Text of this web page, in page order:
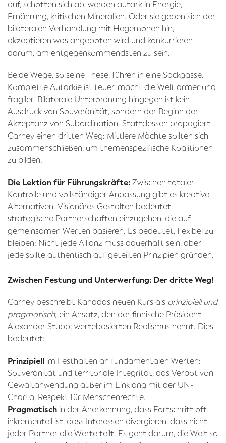
auf, schotten sich ab, werden autark in Energie,
Ernährung, kritischen Mineralien. Oder sie geben sich der
bilateralen Verhandlung mit Hegemonen hin,
akzeptieren was angeboten wird und konkurrieren
darum, am entgegenkommendsten zu sein.
Beide Wege, so seine These, führen in eine Sackgasse.
Komplette Autarkie ist teuer, macht die Welt ärmer und
fragiler. Bilaterale Unterordnung hingegen ist kein
Ausdruck von Souveränität, sondern der Beginn der
Akzeptanz von Subordination. Stattdessen propagiert
Carney einen dritten Weg: Mittlere Mächte sollten sich
zusammenschließen, um themenspezifische Koalitionen
zu bilden.
Die Lektion für Führungskräfte:Zwischen totaler
Kontrolle und vollständiger Anpassung gibt es kreative
Alternativen. Visionäres Gestalten bedeutet,
strategische Partnerschaften einzugehen, die auf
gemeinsamen Werten basieren. Es bedeutet, flexibel zu
bleiben: Nicht jede Allianz muss dauerhaft sein, aber
jede sollte authentisch auf geteilten Prinzipien gründen.
Zwischen Festung und Unterwerfung: Der dritte Weg!
Carney beschreibt Kanadas neuen Kurs als prinzipiell und
pragmatisch; ein Ansatz, den der finnische Präsident
Alexander Stubb; wertebasierten Realismus nennt. Dies
bedeutet:
Prinzipiell im Festhalten an fundamentalen Werten:
Souveränität und territoriale Integrität, das Verbot von
Gewaltanwendung außer im Einklang mit der UN-
Charta, Respekt für Menschenrechte.
Pragmatisch in der Anerkennung, dass Fortschritt oft
inkrementell ist, dass Interessen divergieren, dass nicht
jeder Partner alle Werte teilt. Es geht darum, die Welt so